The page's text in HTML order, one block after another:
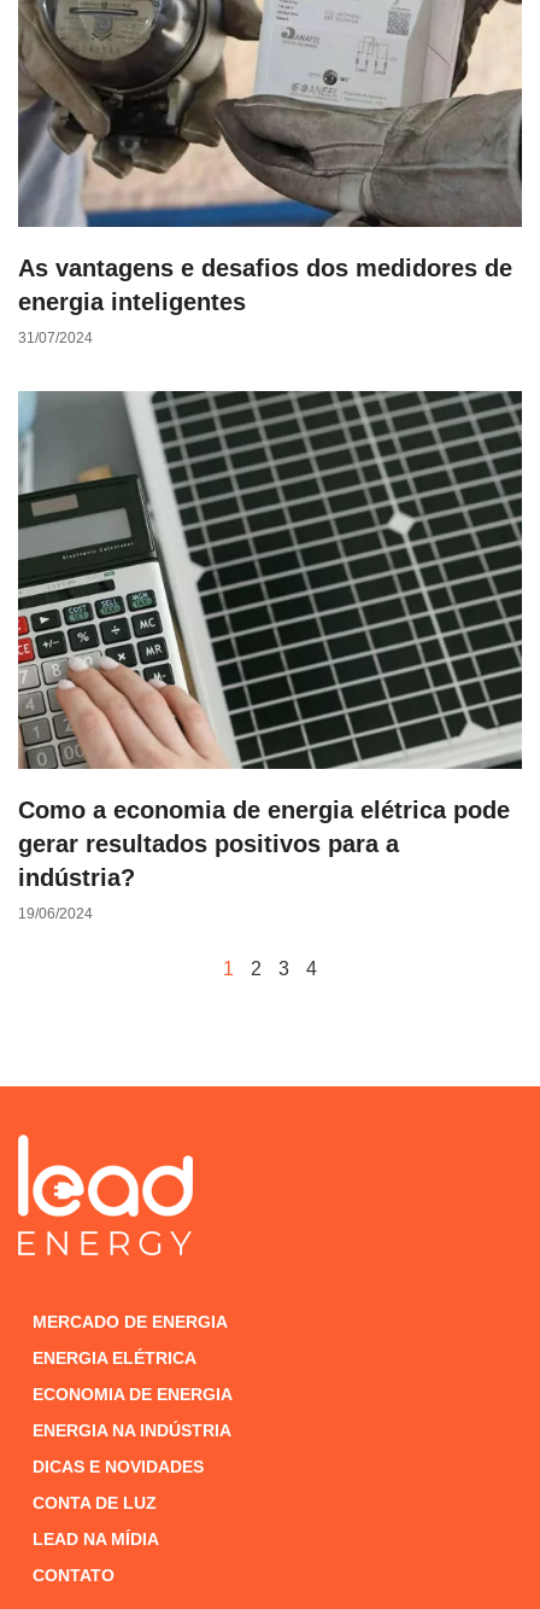
As vantagens e desafios dos medidores de
energia inteligentes
31/07/2024
Como a economia de energia elétrica pode
gerar resultados positivos para a
indústria?
19/06/2024
1 2 3 4
MERCADO DE ENERGIA
ENERGIA ELÉTRICA
ECONOMIA DE ENERGIA
ENERGIA NA INDÚSTRIA
DICAS E NOVIDADES
CONTA DE LUZ
LEAD NA MÍDIA
CONTATO